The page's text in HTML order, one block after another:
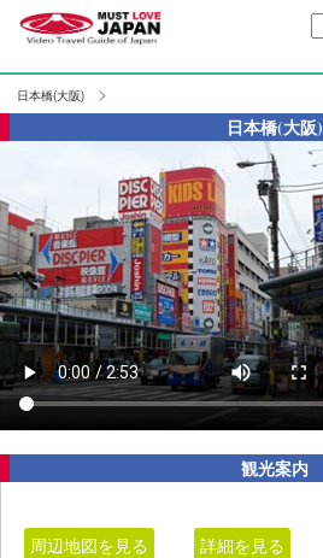
日本橋(大阪)
日本橋(大阪)
観光案内
周辺地図を見る 詳細を見る